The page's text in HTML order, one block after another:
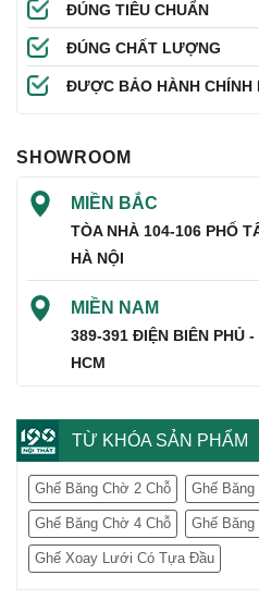
ĐÚNG TIÊU CHUẨN
ĐÚNG CHẤT LƯỢNG
ĐƯỢC BẢO HÀNH CHÍNH
SHOWROOM
MIỀN BẮC
TÒA NHÀ 104-106 PHỐ
HÀ NỘI
MIỀN NAM
389-391 ĐIỆN BIÊN PHỦ -
HCM
TỪ KHÓA SẢN PHẨM
Ghế Băng Chờ 2 Chỗ Ghế
Ghế Băng Chờ 4 Chỗ Ghế
Ghế Xoay Lưới Có Tựa Đầu